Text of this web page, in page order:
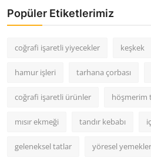
Popüler Etiketlerimiz
coğrafi işaretli yiyecekler keşkek
hamur işleri tarhana çorbası
coğrafi işaretli ürünler höşmerim
mısır ekmeği tandır kebabı
geleneksel tatlar yöresel yemekler